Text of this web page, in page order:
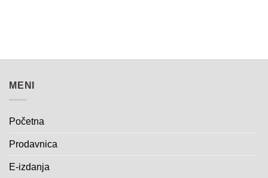
MENI
Početna
Prodavnica
E-izdanja